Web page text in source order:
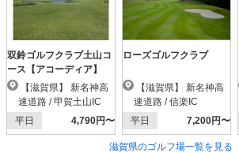
双鈴ゴルフクラブ土山コ
ース【アコーディア】
速道路 / 甲賀土山IC
平日
4,790円〜
ローズゴルフクラブ
速道路 / 信楽IC
平日
7,200円〜
滋賀県のゴルフ場一覧を見る